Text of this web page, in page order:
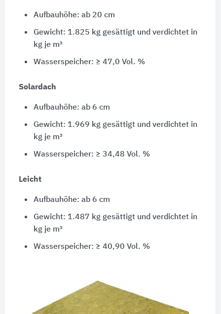
Aufbauhöhe: ab 20 cm
Gewicht: 1.825 kg gesättigt und verdichtet in
kg je m³
Wasserspeicher: ≥ 47,0 Vol. %
Solardach
Aufbauhöhe: ab 6 cm
Gewicht: 1.969 kg gesättigt und verdichtet in
kg je m³
Wasserspeicher: ≥ 34,48 Vol. %
Leicht
Aufbauhöhe: ab 6 cm
Gewicht: 1.487 kg gesättigt und verdichtet in
kg je m³
Wasserspeicher: ≥ 40,90 Vol. %